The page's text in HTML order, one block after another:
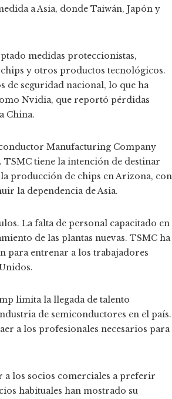
a Asia, donde Taiwán, Japón y
medidas proteccionistas,
y otros productos tecnológicos.
de seguridad nacional, lo que ha
Nvidia, que reportó pérdidas
China.
Manufacturing Company
tiene la intención de destinar
producción de chips en Arizona, con
la dependencia de Asia.
La falta de personal capacitado en
de las plantas nuevas. TSMC ha
para entrenar a los trabajadores
limita la llegada de talento
de semiconductores en el país.
a los profesionales necesarios para
los socios comerciales a preferir
habituales han mostrado su